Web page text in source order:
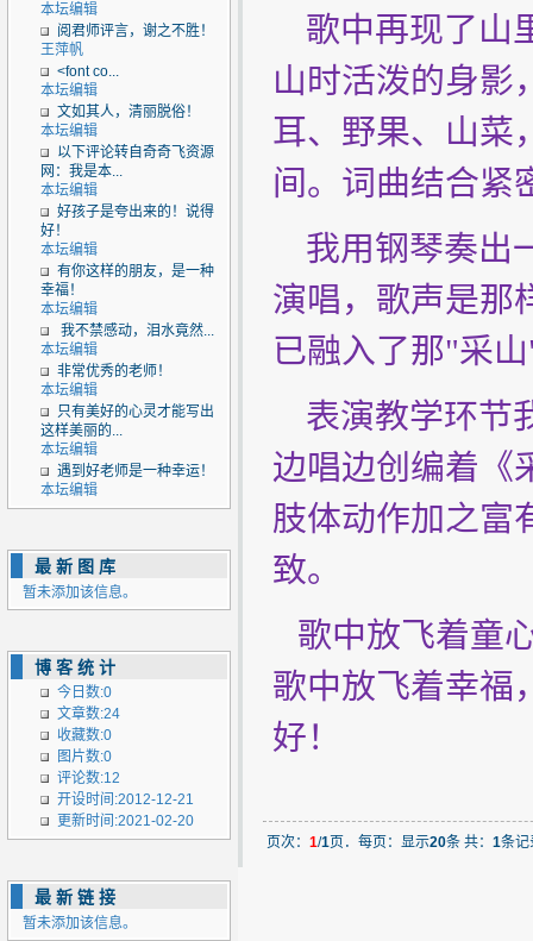
本坛编辑
阅君师评言，谢之不胜！
王萍帆
<font co...
本坛编辑
文如其人，清丽脱俗！
本坛编辑
以下评论转自奇奇飞资源
网：我是本...
本坛编辑
好孩子是夸出来的！说得
好！
本坛编辑
有你这样的朋友，是一种
幸福！
本坛编辑
我不禁感动，泪水竟然...
本坛编辑
非常优秀的老师！
本坛编辑
只有美好的心灵才能写出
这样美丽的...
本坛编辑
遇到好老师是一种幸运！
本坛编辑
最新图库
暂未添加该信息。
博客统计
今日数:0
文章数:24
收藏数:0
图片数:0
评论数:12
开设时间:2012-12-21
更新时间:2021-02-20
最新链接
暂未添加该信息。
歌中再现了山
山时活泼的身影
耳、野果、山菜
间。词曲结合紧
我用钢琴奏出
演唱，歌声是那
已融入了那"采
表演教学环节
边唱边创编着《
肢体动作加之富
致。
歌中放飞着童
歌中放飞着幸
好！
页次： 1/1页．每页：显示20条 共： 1条记